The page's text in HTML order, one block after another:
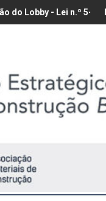
5-A/2026, de 28 de
Prémio para a